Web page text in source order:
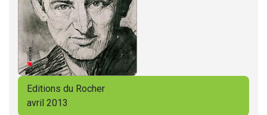
Editions du Rocher
avril 2013